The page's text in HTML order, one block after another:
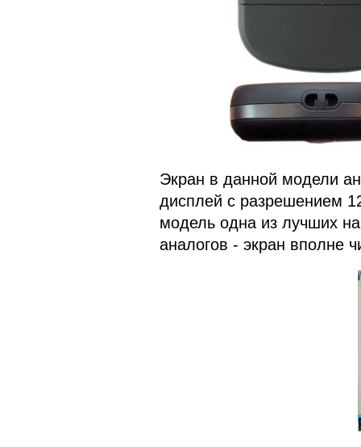
Экран в данной модели
дисплей с разрешением
модель одна из лучших
аналогов - экран вполне